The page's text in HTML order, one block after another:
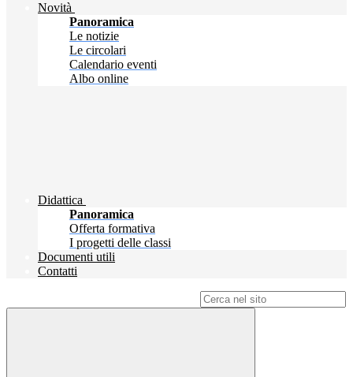
Novità
Panoramica
Le notizie
Le circolari
Calendario eventi
Albo online
Didattica
Panoramica
Offerta formativa
I progetti delle classi
Documenti utili
Contatti